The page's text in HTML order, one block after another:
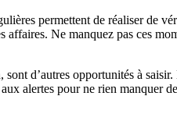
permettent de réaliser de
Ne manquez pas ces
d’autres opportunités à
alertes pour ne rien manquer